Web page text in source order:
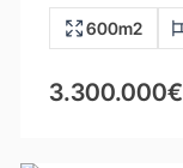
600m2
3.300.000€